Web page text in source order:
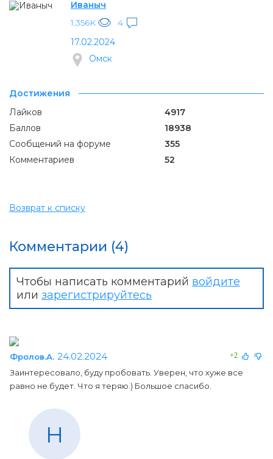
Иваныч
1.356K
4
17.02.2024
Омск
Достижения
Лайков
4917
Баллов
18938
Сообщений на форуме
355
Комментариев
52
Возврат к списку
Комментарии (4)
Чтобы написать комментарий войдите
или зарегистрируйтесь
+2
Фролов.А. 24.02.2024
Заинтересовало, буду пробовать. Уверен, что хуже все
равно не будет. Что я теряю.) Большое спасибо.
Н